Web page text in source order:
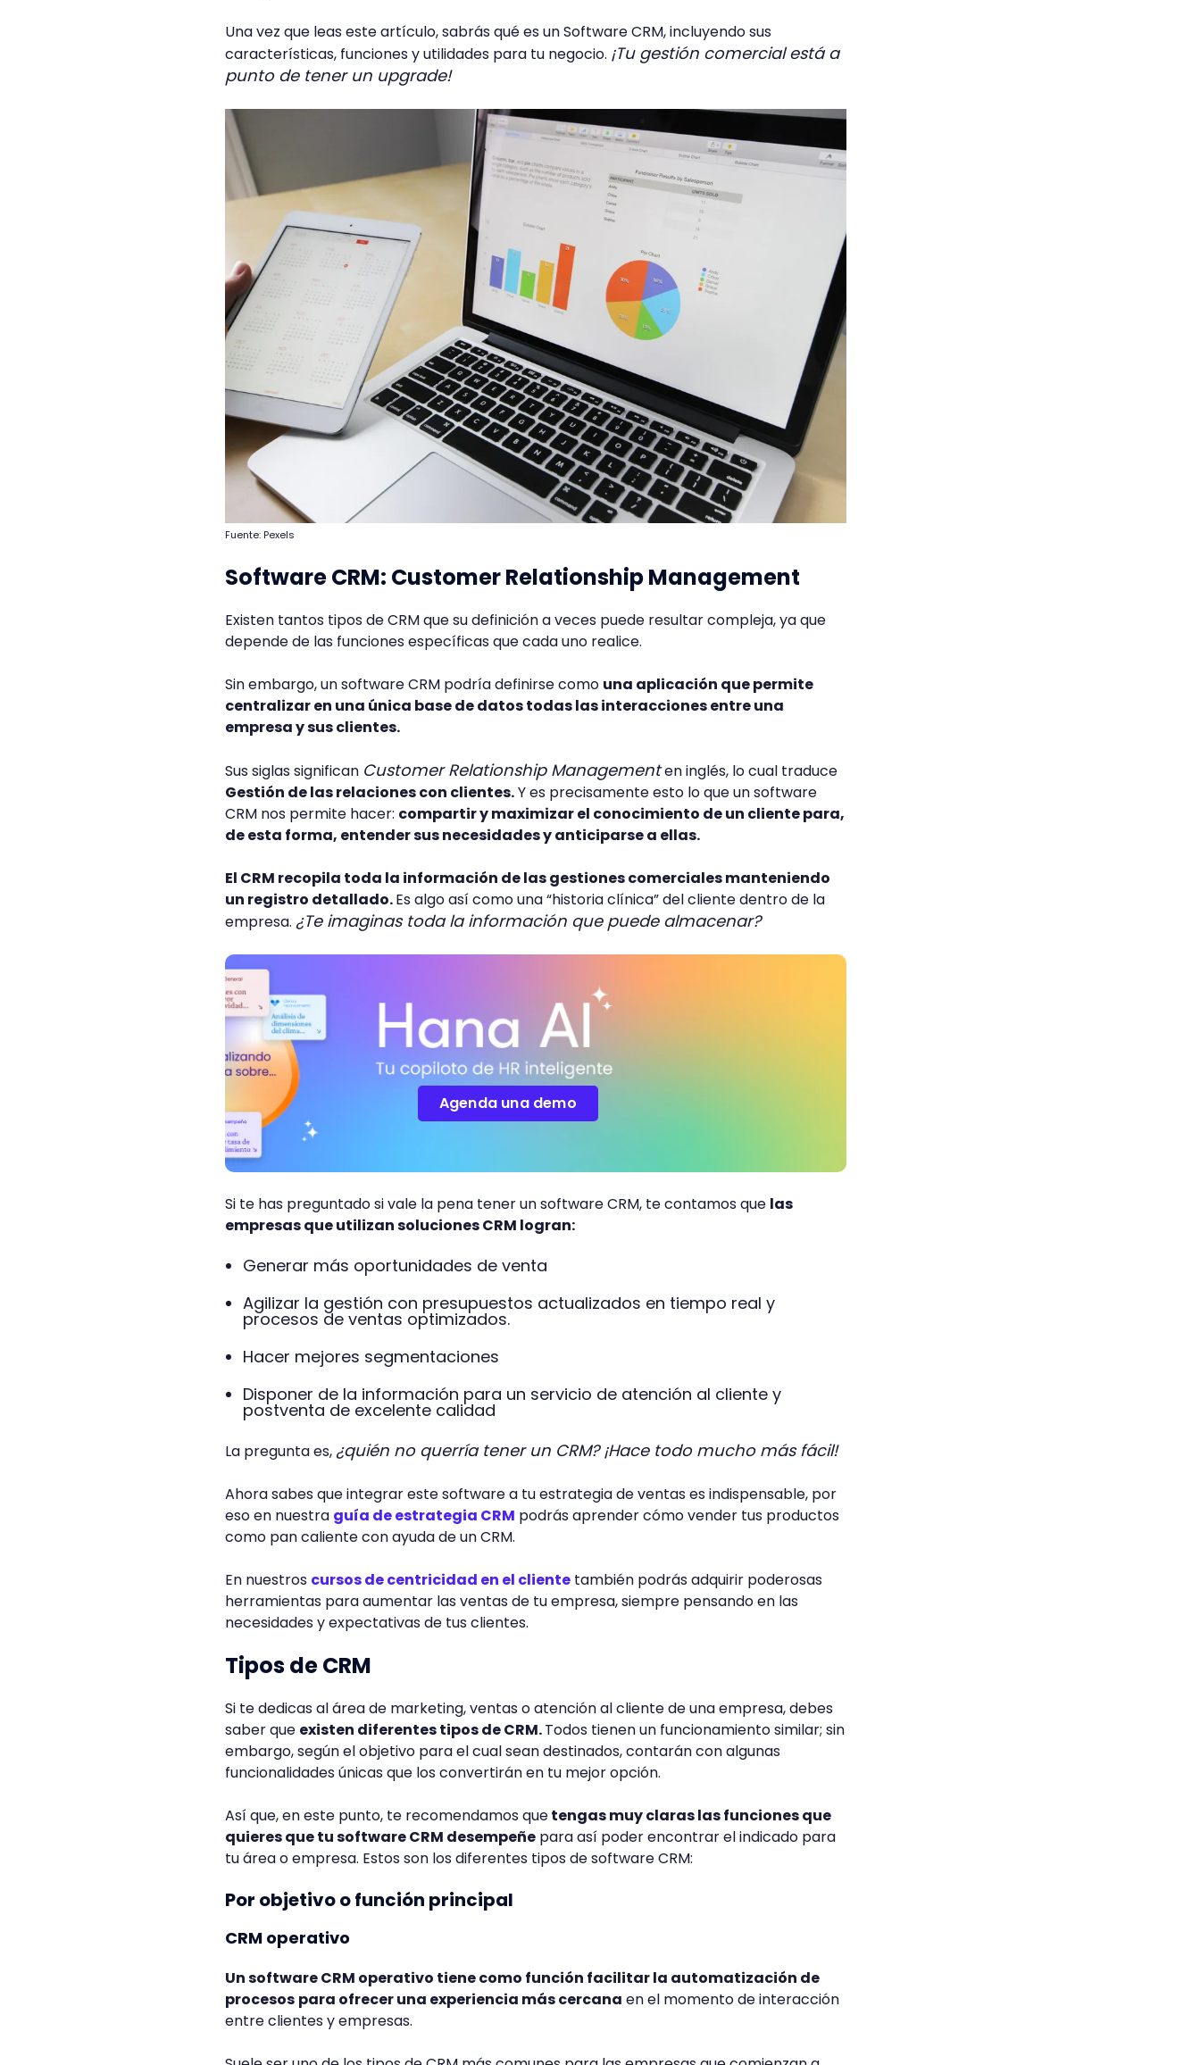
Una vez que leas este artículo, sabrás qué es un Software CRM, incluyendo sus
características, funciones y utilidades para tu negocio. ¡Tu gestión comercial está a
punto de tener un upgrade!
Fuente: Pexels
Software CRM: Customer Relationship Management
Existen tantos tipos de CRM que su definición a veces puede resultar compleja, ya que
depende de las funciones específicas que cada uno realice.
Sin embargo, un software CRM podría definirse como una aplicación que permite
centralizar en una única base de datos todas las interacciones entre una
empresa y sus clientes.
Sus siglas significan Customer Relationship Managementen inglés, lo cual traduce
Gestión de las relaciones con clientes.Y es precisamente esto lo que un software
CRM nos permite hacer: compartir y maximizar el conocimiento de un cliente para,
de esta forma, entender sus necesidades y anticiparse a ellas.
El CRM recopila toda la información de las gestiones comerciales manteniendo
un registro detallado.Es algo así como una “historia clínica” del cliente dentro de la
empresa. ¿Te imaginas toda la información que puede almacenar?
Agenda una demo
Si te has preguntado si vale la pena tener un software CRM, te contamos que las
empresas que utilizan soluciones CRM logran:
Generar más oportunidades de venta
Agilizar la gestión con presupuestos actualizados en tiempo real y
procesos de ventas optimizados.
Hacer mejores segmentaciones
Disponer de la información para un servicio de atención al cliente y
postventa de excelente calidad
La pregunta es, ¿quién no querría tener un CRM? ¡Hace todo mucho más fácil!
Ahora sabes que integrar este software a tu estrategia de ventas es indispensable, por
eso en nuestra guía de estrategia CRM podrás aprender cómo vender tus productos
como pan caliente con ayuda de un CRM.
En nuestros cursos de centricidad en el cliente también podrás adquirir poderosas
herramientas para aumentar las ventas de tu empresa, siempre pensando en las
necesidades y expectativas de tus clientes.
Tipos de CRM
Si te dedicas al área de marketing, ventas o atención al cliente de una empresa, debes
saber que existen diferentes tipos de CRM.Todos tienen un funcionamiento similar; sin
embargo, según el objetivo para el cual sean destinados, contarán con algunas
funcionalidades únicas que los convertirán en tu mejor opción.
Así que, en este punto, te recomendamos quetengas muy claras las funciones que
quieres que tu software CRM desempeñe para así poder encontrar el indicado para
tu área o empresa. Estos son los diferentes tipos de software CRM:
Por objetivo o función principal
CRM operativo
Un software CRM operativo tiene como función facilitar la automatización de
procesos para ofrecer una experiencia más cercana en el momento de interacción
entre clientes y empresas.